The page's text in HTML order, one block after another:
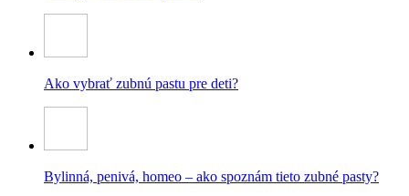
Ako vybrať zubnú pastu pre deti?
Bylinná, penivá, homeo – ako spoznám tieto zubné pasty?